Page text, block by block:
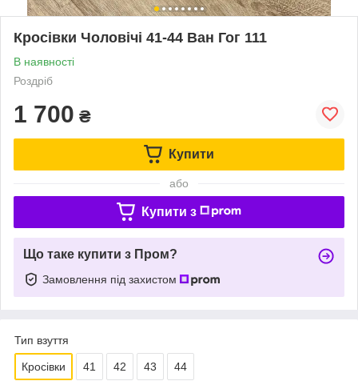
Кросівки Чоловічі 41-44 Ван Гог 111
В наявності
Роздріб
1 700 ₴
Купити
або
Купити з
Що таке купити з Пром?
Замовлення під захистом
Тип взуття
Кросівки 41 42 43 44